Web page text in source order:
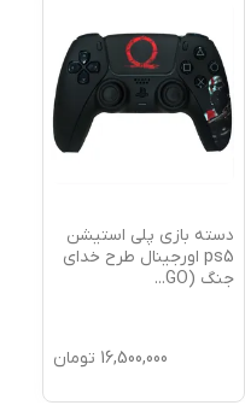
دسته بازی پلی استیشن
ps5 اورجینال طرح خدای
جنگ (GO
...
16,500,000 تومان